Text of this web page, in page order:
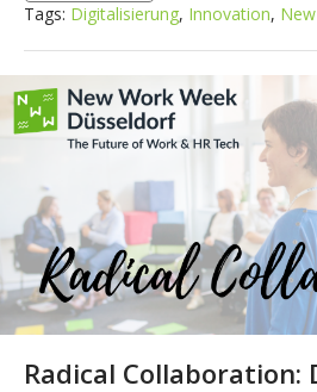
Tags: Digitalisierung, Innovation,
Radical Collaboration: